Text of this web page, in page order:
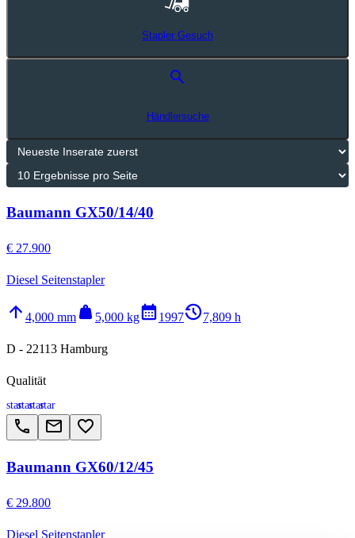
Stapler Gesuch
search
Händlersuche
Baumann GX50/14/40
€ 27.900
Diesel Seitenstapler
arrow_upward 4,000 mm weight 5,000 kgcalendar_month1997history_27,809 h
D - 22113 Hamburg
Qualität
starstarstarstar
call email favorite_border
Baumann GX60/12/45
€ 29.800
Diesel Seitenstapler